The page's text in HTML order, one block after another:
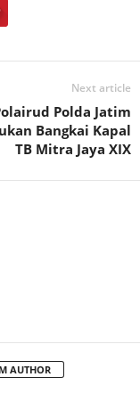
Next article
Polda Jatim
Bangkai Kapal
TB Mitra Jaya XIX
AUTHOR